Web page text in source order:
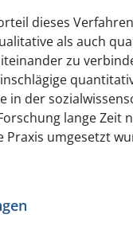
dieses
als auch
zu
in der
lange Zeit
Praxis umgesetzt